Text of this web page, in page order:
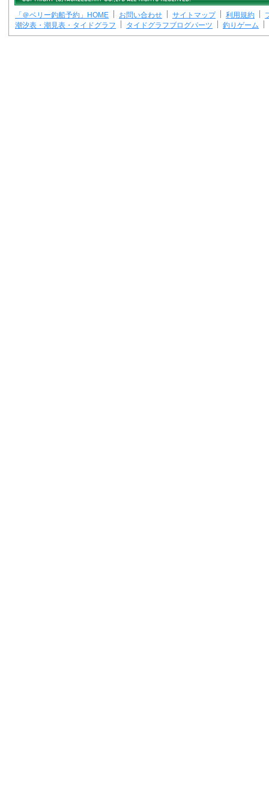
「＠ベリー釣船予約」HOME お問い合わせ サイトマップ 利用規約
潮汐表・潮見表・タイドグラフ
タイドグラフブログパーツ 釣りゲーム